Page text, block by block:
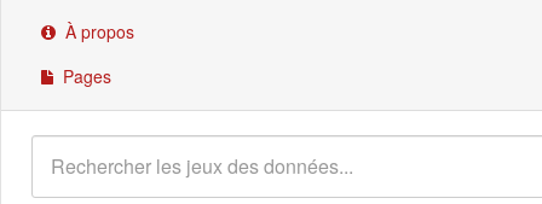
À proposÀ propos
Pages